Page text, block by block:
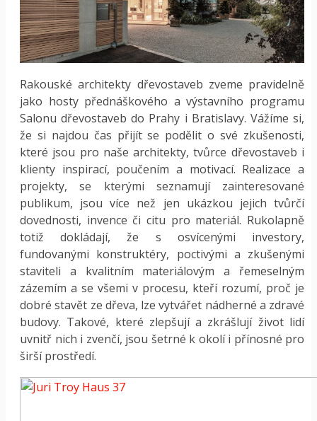
Rakouské architekty dřevostaveb zveme pravidelně
jako hosty přednáškového a výstavního programu
Salonu dřevostaveb do Prahy i Bratislavy. Vážíme si,
že si najdou čas přijít se podělit o své zkušenosti,
které jsou pro naše architekty, tvůrce dřevostaveb i
klienty inspirací, poučením a motivací. Realizace a
projekty, se kterými seznamují zainteresované
publikum, jsou více než jen ukázkou jejich tvůrčí
dovednosti, invence či citu pro materiál. Rukolapně
totiž dokládají, že s osvícenými investory,
fundovanými konstruktéry, poctivými a zkušenými
staviteli a kvalitním materiálovým a řemeselným
zázemím a se všemi v procesu, kteří rozumí, proč je
dobré stavět ze dřeva, lze vytvářet nádherné a zdravé
budovy. Takové, které zlepšují a zkrášlují život lidí
uvnitř nich i zvenčí, jsou šetrné k okolí i přínosné pro
širší prostředí.